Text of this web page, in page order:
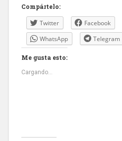
Compártelo:
Twitter Facebook
WhatsApp
Telegram
Me gusta esto:
Cargando...